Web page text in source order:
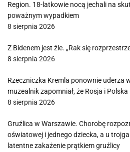
Region. 18-latkowie nocą jechali na
poważnym wypadkiem
8 sierpnia 2026
Z Bidenem jest źle. „Rak się
8 sierpnia 2026
Rzeczniczka Kremla ponownie uderza
muzealnik zapomniał, że Rosja i
8 sierpnia 2026
Gruźlica w Warszawie. Chorobę
oświatowej i jednego dziecka, a u
latentne zakażenie prątkiem gruźlicy